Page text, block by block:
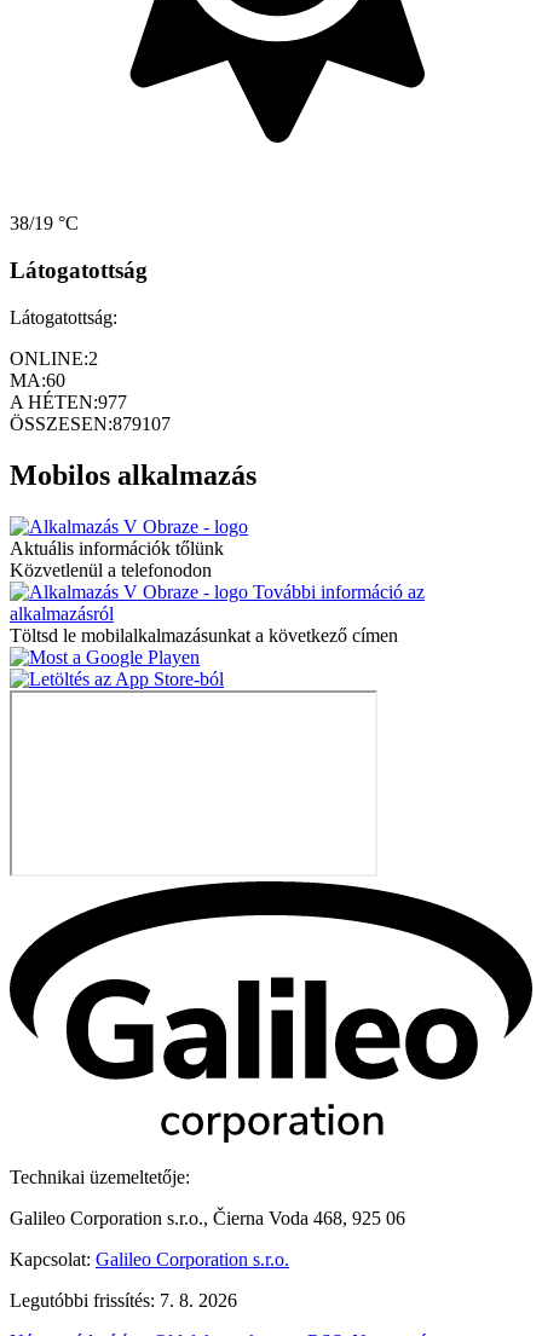
38/19 °C
Látogatottság
Látogatottság:
ONLINE:2
MA:60
A HÉTEN:977
ÖSSZESEN:879107
Mobilos alkalmazás
Aktuális információk tőlünk
Közvetlenül a telefonodon
További információ az
alkalmazásról
Töltsd le mobilalkalmazásunkat a következő címen
Technikai üzemeltetője:
Galileo Corporation s.r.o., Čierna Voda 468, 925 06
Kapcsolat: Galileo Corporation s.r.o.
Legutóbbi frissítés: 7. 8. 2026